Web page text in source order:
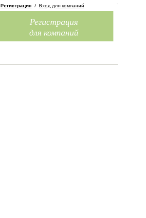
Регистрация / Вход для компаний
Регистрация
для компаний